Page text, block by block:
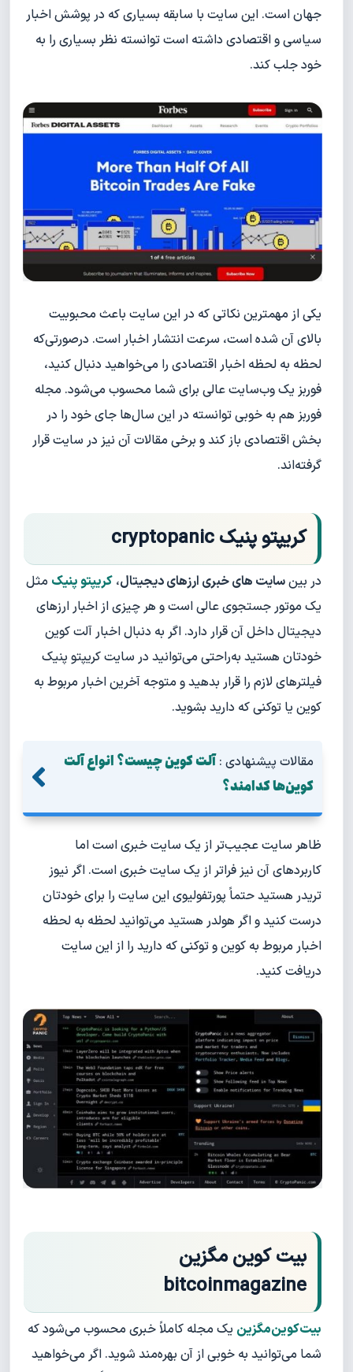
جهان است. این سایت با سابقه بسیاری که در پوشش اخبار
سیاسی و اقتصادی داشته است توانسته نظر بسیاری را به
خود جلب کند.
یکی از مهمترین نکاتی که در این سایت باعث محبوبیت
بالای آن شده است، سرعت انتشار اخبار است. درصورتی‌که
لحظه به لحظه اخبار اقتصادی را می‌خواهید دنبال کنید،
فوربز یک وب‌سایت عالی برای شما محسوب می‌شود. مجله
فوربز هم به خوبی توانسته در این سال‌ها جای خود را در
بخش اقتصادی باز کند و برخی مقالات آن نیز در سایت قرار
گرفته‌اند.
کریپتو پنیک cryptopanic
در بینسایت های خبری ارزهای دیجیتال، کریپتو پنیک مثل
یک موتور جستجوی عالی است و هر چیزی از اخبار ارزهای
دیجیتال داخل آن قرار دارد. اگر به دنبال اخبار آلت کوین
خودتان هستید به‌راحتی می‌توانید در سایت کریپتو پنیک
فیلترهای لازم را قرار بدهید و متوجه آخرین اخبار مربوط به
کوین یا توکنی که دارید بشوید.
مقالات پیشنهادی : آلت کوین چیست؟ انواع آلت
کوین‌ها کدامند؟
ظاهر سایت عجیب‌تر از یک سایت خبری است اما
کاربردهای آن نیز فراتر از یک سایت خبری است. اگر نیوز
تریدر هستید حتماً پورتفولیوی این سایت را برای خودتان
درست کنید و اگر هولدر هستید می‌توانید لحظه به لحظه
اخبار مربوط به کوین و توکنی که دارید را از این سایت
دریافت کنید.
بیت کوین مگزین
bitcoinmagazine
بیت‌کوین‌مگزین یک مجله کاملاً خبری محسوب می‌شود که
شما می‌توانید به خوبی از آن بهره‌مند شوید. اگر می‌خواهید